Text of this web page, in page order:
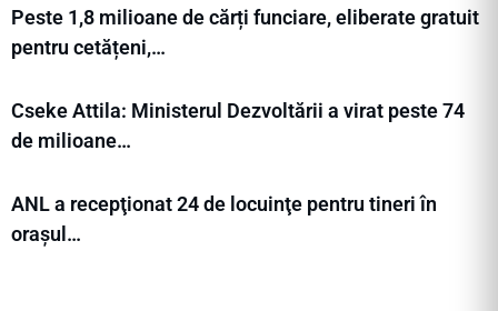
Peste 1,8 milioane de cărți funciare, eliberate gratuit
pentru cetățeni,…
Cseke Attila: Ministerul Dezvoltării a virat peste 74
de milioane…
ANL a recepţionat 24 de locuinţe pentru tineri în
orașul…